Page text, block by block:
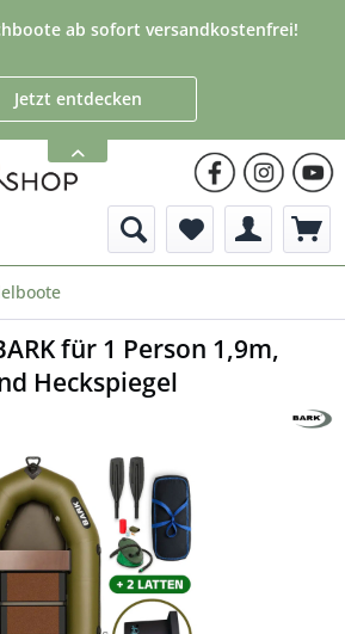
ab sofort versandkostenfrei!
Jetzt entdecken
für 1 Person 1,9m,
Heckspiegel